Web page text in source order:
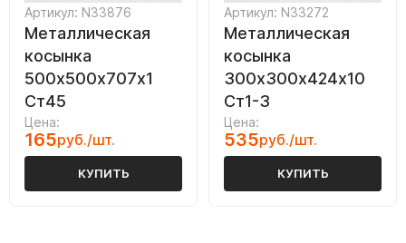
Артикул: N33876
Металлическая
косынка
500х500х707х1
Ст45
Цена:
165руб./шт.
КУПИТЬ
Артикул: N33272
Металлическая
косынка
300х300х424х10
Ст1-3
Цена:
535руб./шт.
КУПИТЬ